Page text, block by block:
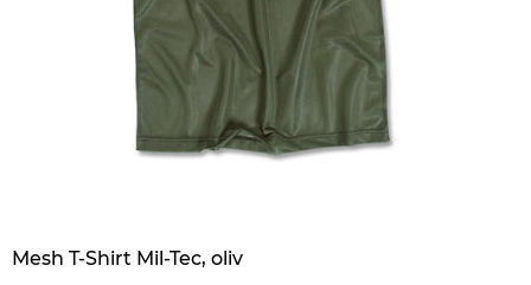
Mesh T-Shirt Mil-Tec, oliv